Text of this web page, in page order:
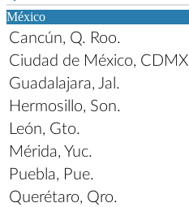
México
Cancún, Q. Roo.
Ciudad de México, CDMX
Guadalajara, Jal.
Hermosillo, Son.
León, Gto.
Mérida, Yuc.
Puebla, Pue.
Querétaro, Qro.